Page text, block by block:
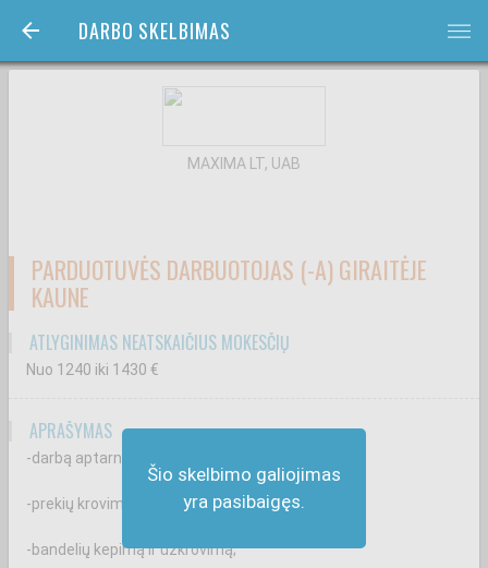
DARBO SKELBIMAS bars
Šio skelbimo galiojimas
yra pasibaigęs.
MAXIMA LT, UAB
PARDUOTUVĖS DARBUOTOJAS (-A) GIRAITĖJE
KAUNE
ATLYGINIMAS NEATSKAIČIUS MOKESČIŲ
Nuo 1240 iki 1430 €
APRAŠYMAS
-darbą aptarnaujant klientus kasoje;
-prekių krovimą ir priežiūrą prekybos salėje;
-bandelių kepimą ir užkrovimą;